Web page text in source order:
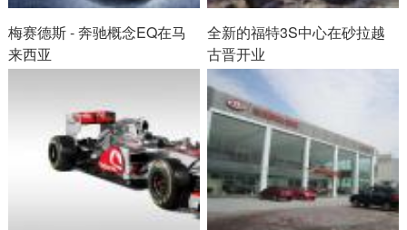
梅赛德斯 - 奔驰概念EQ在马
来西亚
全新的福特3S中心在砂拉越
古晋开业